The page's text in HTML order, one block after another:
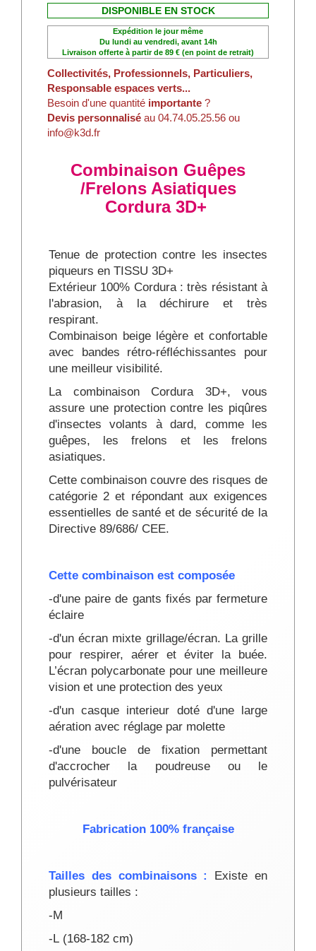
DISPONIBLE EN STOCK
Expédition le jour même
Du lundi au vendredi, avant 14h
Livraison offerte à partir de 89 € (en point de retrait)
Collectivités, Professionnels, Particuliers,
Responsable espaces verts...
Besoin d'une quantité importante ?
Devis personnalisé au 04.74.05.25.56 ou
info@k3d.fr
Combinaison Guêpes
/Frelons Asiatiques
Cordura 3D+
Tenue de protection contre les insectes
piqueurs en TISSU 3D+
Extérieur 100% Cordura : très résistant à
l'abrasion, à la déchirure et très
respirant.
Combinaison beige légère et confortable
avec bandes rétro-réfléchissantes pour
une meilleur visibilité.
La combinaison Cordura 3D+, vous
assure une protection contre les piqûres
d'insectes volants à dard, comme les
guêpes, les frelons et les frelons
asiatiques.
Cette combinaison couvre des risques de
catégorie 2 et répondant aux exigences
essentielles de santé et de sécurité de la
Directive 89/686/ CEE.
Cette combinaison est composée
-d'une paire de gants fixés par fermeture
éclaire
-d'un écran mixte grillage/écran. La grille
pour respirer, aérer et éviter la buée.
L’écran polycarbonate pour une meilleure
vision et une protection des yeux
-d'un casque interieur doté d'une large
aération avec réglage par molette
-d'une boucle de fixation permettant
d'accrocher la poudreuse ou le
pulvérisateur
Fabrication 100% française
Tailles des combinaisons : Existe en
plusieurs tailles :
-M
-L (168-182 cm)